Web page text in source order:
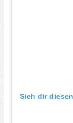
Sieh dir